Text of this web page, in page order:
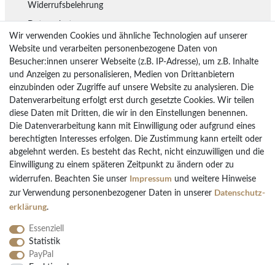
Widerrufsbelehrung
Datenschutz
Lieferung
Rückgaberecht
Vertrag widerrufen
Bezahlarten
PayPal
Vorkasse Überweisung
Kreditkarten
Kauf auf Rechnung
Wir verwenden Cookies und ähnliche Technologien auf unserer
Website und verarbeiten personenbezogene Daten von
Besucher:innen unserer Webseite (z.B. IP-Adresse), um z.B. Inhalte
und Anzeigen zu personalisieren, Medien von Drittanbietern
einzubinden oder Zugriffe auf unsere Website zu analysieren. Die
Datenverarbeitung erfolgt erst durch gesetzte Cookies. Wir teilen
diese Daten mit Dritten, die wir in den Einstellungen benennen.
Die Datenverarbeitung kann mit Einwilligung oder aufgrund eines
berechtigten Interesses erfolgen. Die Zustimmung kann erteilt oder
abgelehnt werden. Es besteht das Recht, nicht einzuwilligen und die
Einwilligung zu einem späteren Zeitpunkt zu ändern oder zu
widerrufen. Beachten Sie unser Impressum und weitere Hinweise
zur Verwendung personenbezogener Daten in unserer Daten­schutz­
erklärung.
Essenziell
Statistik
PayPal